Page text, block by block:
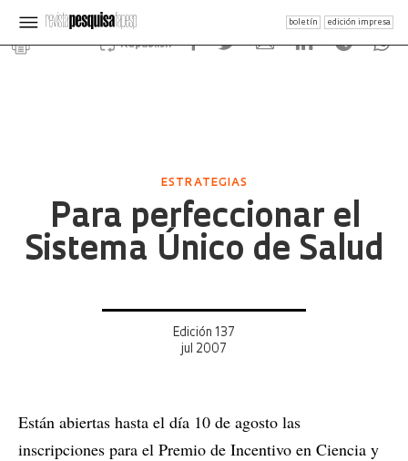
boletín edición impresa
Republish
ESTRATEGIAS
Para perfeccionar el
Sistema Único de Salud
Edición 137
jul 2007
Están abiertas hasta el día 10 de agosto las
inscripciones para el Premio de Incentivo en Ciencia y